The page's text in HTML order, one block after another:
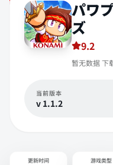
パワ
ズ
9.2
暂无数据下
当前版本
v 1.1.2
更新时间 游戏类型